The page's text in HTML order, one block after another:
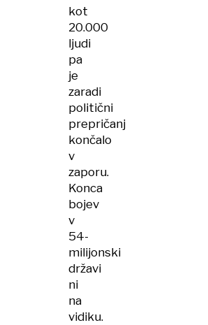
kot
20.000
ljudi
pa
je
zaradi
politični
prepričanj
končalo
v
zaporu.
Konca
bojev
v
54-
milijonski
državi
ni
na
vidiku.